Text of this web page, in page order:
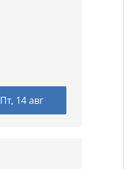
Пт, 14 авг